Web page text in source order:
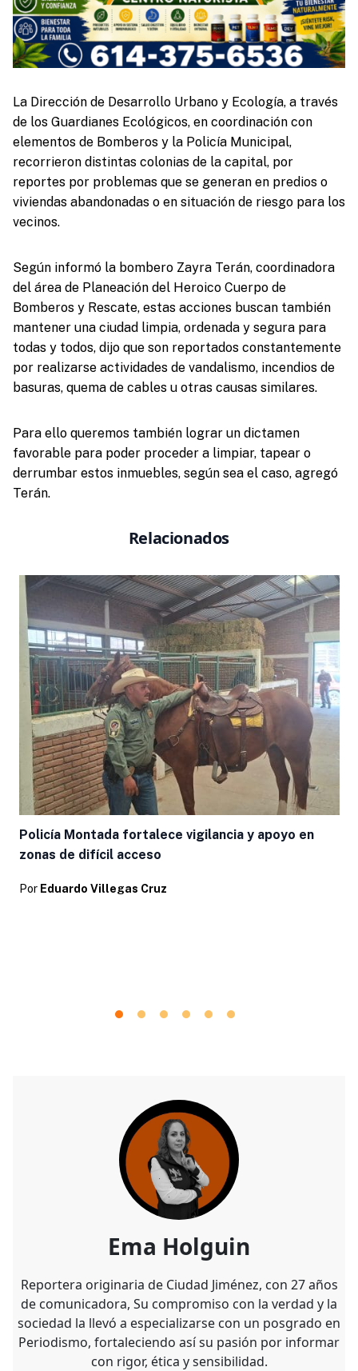
La Dirección de Desarrollo Urbano y Ecología, a través
de los Guardianes Ecológicos, en coordinación con
elementos de Bomberos y la Policía Municipal,
recorrieron distintas colonias de la capital, por
reportes por problemas que se generan en predios o
viviendas abandonadas o en situación de riesgo para los
vecinos.
Según informó la bombero Zayra Terán, coordinadora
del área de Planeación del Heroico Cuerpo de
Bomberos y Rescate, estas acciones buscan también
mantener una ciudad limpia, ordenada y segura para
todas y todos, dijo que son reportados constantemente
por realizarse actividades de vandalismo, incendios de
basuras, quema de cables u otras causas similares.
Para ello queremos también lograr un dictamen
favorable para poder proceder a limpiar, tapear o
derrumbar estos inmuebles, según sea el caso, agregó
Terán.
Relacionados
Policía Montada fortalece vigilancia y apoyo en
zonas de difícil acceso
Por Eduardo Villegas Cruz
Ema Holguin
Reportera originaria de Ciudad Jiménez, con 27 años
de comunicadora, Su compromiso con la verdad y la
sociedad la llevó a especializarse con un posgrado en
Periodismo, fortaleciendo así su pasión por informar
con rigor, ética y sensibilidad.